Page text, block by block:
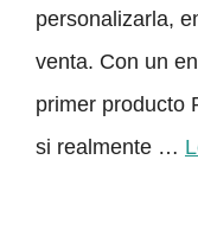
personalizarla,
venta. Con un
primer producto
si realmente …